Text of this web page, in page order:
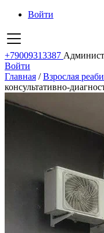
Войти
+79009313387
Войти
Главная /Взрослая
консультативно-